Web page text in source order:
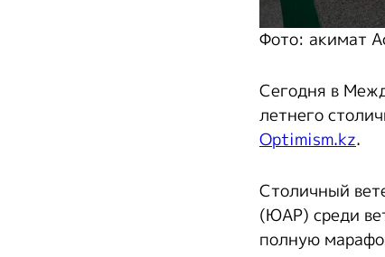
Фото: акимат
Сегодня в
летнего
Optimism.kz.
Столичный
(ЮАР) среди
полную